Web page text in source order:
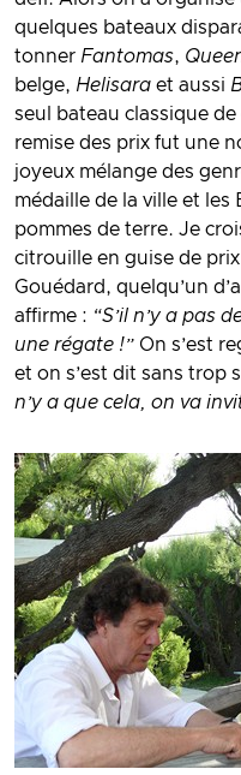
quelques bateaux
tonner Fantomas,
belge, Helisara et aussi
seul bateau classique
remise des prix fut une
joyeux mélange des
médaille de la ville et
pommes de terre. Je
citrouille en guise de prix
Gouédard, quelqu’un
affirme : “S’il n’y a pas
une régate !” On s’est
et on s’est dit sans trop
n’y a que cela, on va